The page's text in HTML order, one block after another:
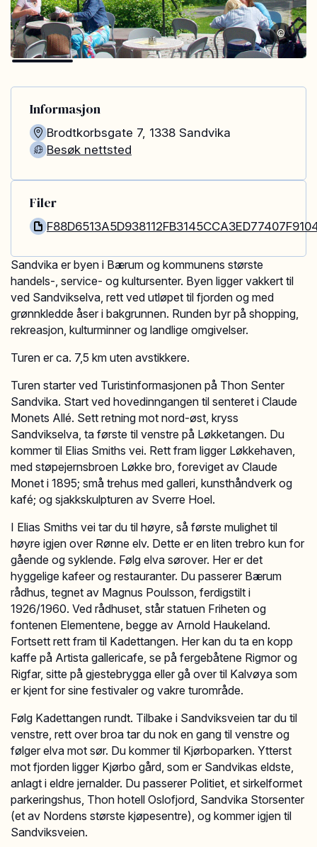
©
Sandvika er byen i Bærum og kommunens største
handels-, service- og kultursenter. Byen ligger vakkert til
ved Sandvikselva, rett ved utløpet til fjorden og med
grønnkledde åser i bakgrunnen. Runden byr på shopping,
rekreasjon, kulturminner og landlige omgivelser.
Turen er ca. 7,5 km uten avstikkere.
Turen starter ved Turistinformasjonen på Thon Senter
Sandvika. Start ved hovedinngangen til senteret i Claude
Monets Allé. Sett retning mot nord-øst, kryss
Sandvikselva, ta første til venstre på Løkketangen. Du
kommer til Elias Smiths vei. Rett fram ligger Løkkehaven,
med støpejernsbroen Løkke bro, foreviget av Claude
Monet i 1895; små trehus med galleri, kunsthåndverk og
kafé; og sjakkskulpturen av Sverre Hoel.
I Elias Smiths vei tar du til høyre, så første mulighet til
høyre igjen over Rønne elv. Dette er en liten trebro kun for
gående og syklende. Følg elva sørover. Her er det
hyggelige kafeer og restauranter. Du passerer Bærum
rådhus, tegnet av Magnus Poulsson, ferdigstilt i
1926/1960. Ved rådhuset, står statuen Friheten og
fontenen Elementene, begge av Arnold Haukeland.
Fortsett rett fram til Kadettangen. Her kan du ta en kopp
kaffe på Artista gallericafe, se på fergebåtene Rigmor og
Rigfar, sitte på gjestebrygga eller gå over til Kalvøya som
er kjent for sine festivaler og vakre turområde.
Følg Kadettangen rundt. Tilbake i Sandviksveien tar du til
venstre, rett over broa tar du nok en gang til venstre og
følger elva mot sør. Du kommer til Kjørboparken. Ytterst
mot fjorden ligger Kjørbo gård, som er Sandvikas eldste,
anlagt i eldre jernalder. Du passerer Politiet, et sirkelformet
parkeringshus, Thon hotell Oslofjord, Sandvika Storsenter
(et av Nordens største kjøpesentre), og kommer igjen til
Sandviksveien.
Informasjon
Brodtkorbsgate 7, 1338 Sandvika
Besøk nettsted
Filer